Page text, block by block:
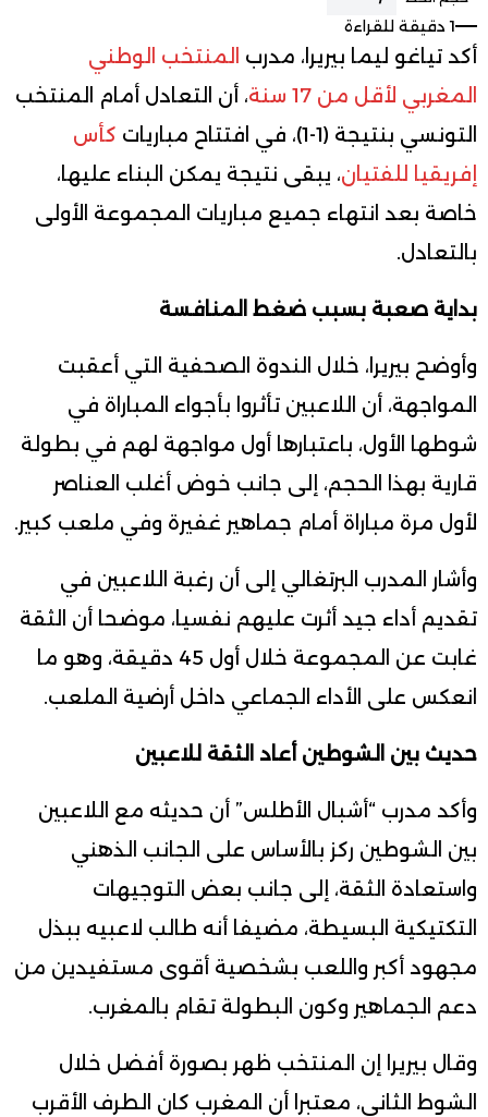
1 دقيقة للقراءة
أكد تياغو ليما بيريرا، مدرب المنتخب الوطني
المغربي لأقل من 17 سنة
، أن التعادل أمام المنتخب
التونسي بنتيجة (1-1)، في افتتاح مباريات
كأس
إفريقيا للفتيان، يبقى نتيجة يمكن البناء عليها،
خاصة بعد انتهاء جميع مباريات المجموعة الأولى
بالتعادل.
بداية صعبة بسبب ضغط المنافسة
وأوضح بيريرا، خلال الندوة الصحفية التي أعقبت
المواجهة، أن اللاعبين تأثروا بأجواء المباراة في
شوطها الأول، باعتبارها أول مواجهة لهم في بطولة
قارية بهذا الحجم، إلى جانب خوض أغلب العناصر
لأول مرة مباراة أمام جماهير غفيرة وفي ملعب كبير.
وأشار المدرب البرتغالي إلى أن رغبة اللاعبين في
تقديم أداء جيد أثرت عليهم نفسيا، موضحا أن الثقة
غابت عن المجموعة خلال أول 45 دقيقة، وهو ما
انعكس على الأداء الجماعي داخل أرضية الملعب.
حديث بين الشوطين أعاد الثقة للاعبين
وأكد مدرب “أشبال الأطلس” أن حديثه مع اللاعبين
بين الشوطين ركز بالأساس على الجانب الذهني
واستعادة الثقة، إلى جانب بعض التوجيهات
التكتيكية البسيطة، مضيفا أنه طالب لاعبيه ببذل
مجهود أكبر واللعب بشخصية أقوى مستفيدين من
دعم الجماهير وكون البطولة تقام بالمغرب.
وقال بيريرا إن المنتخب ظهر بصورة أفضل خلال
الشوط الثاني، معتبرا أن المغرب كان الطرف الأقرب